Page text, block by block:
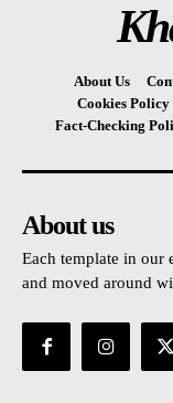
About Us
Cookies Policy
Fact-Checking
About us
Each template in our
and moved around